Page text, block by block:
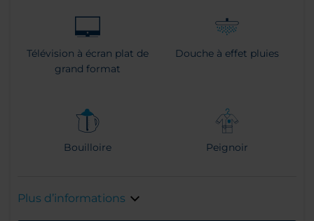
Télévision à écran plat de
grand format
Douche à effet pluies
Bouilloire Peignoir
Plus d’informations